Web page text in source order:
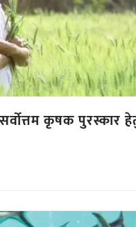
कृषक पुरस्कार